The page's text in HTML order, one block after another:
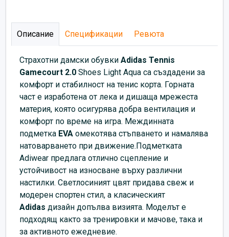
Описание Спецификации Ревюта
Страхотни дамски обувки Adidas Tennis
Gamecourt 2.0 Shoes Light Aqua са създадени за
комфорт и стабилност на тенис корта. Горната
част е изработена от лека и дишаща мрежеста
материя, която осигурява добра вентилация и
комфорт по време на игра. Междинната
подметка EVA омекотява стъпването и намалява
натоварването при движение.Подметката
Adiwear предлага отлично сцепление и
устойчивост на износване върху различни
настилки. Светлосиният цвят придава свеж и
модерен спортен стил, а класическият
Adidas дизайн допълва визията. Моделът е
подходящ както за тренировки и мачове, така и
за активното ежедневие.